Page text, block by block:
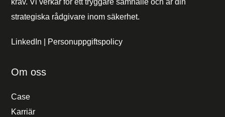
krav. Vi verkar för ett tryggare samhälle och är din
strategiska rådgivare inom säkerhet.
LinkedIn Personuppgiftspolicy
Om oss
Case
Karriär